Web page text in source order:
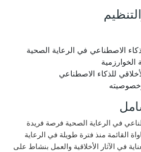
الاصطناعي في الرعاية الصحية
للذكاء الاصطناعي
في الرعاية الصحية فرصة فريدة
القائمة منذ فترة طويلة في الرعاية
في الآثار الأخلاقية والعمل بنشاط على